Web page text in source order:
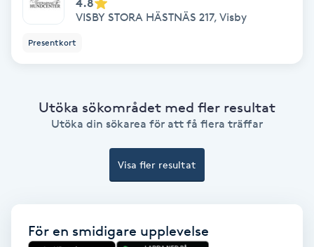
Kemisk peeling
Kinesisk medicin
VISBY STORA HÄSTNÄS 217, Visby
Presentkort
Utöka sökområdet med fler resultat
Utöka din sökarea för att få flera träffar
Visa fler resultat
För en smidigare upplevelse